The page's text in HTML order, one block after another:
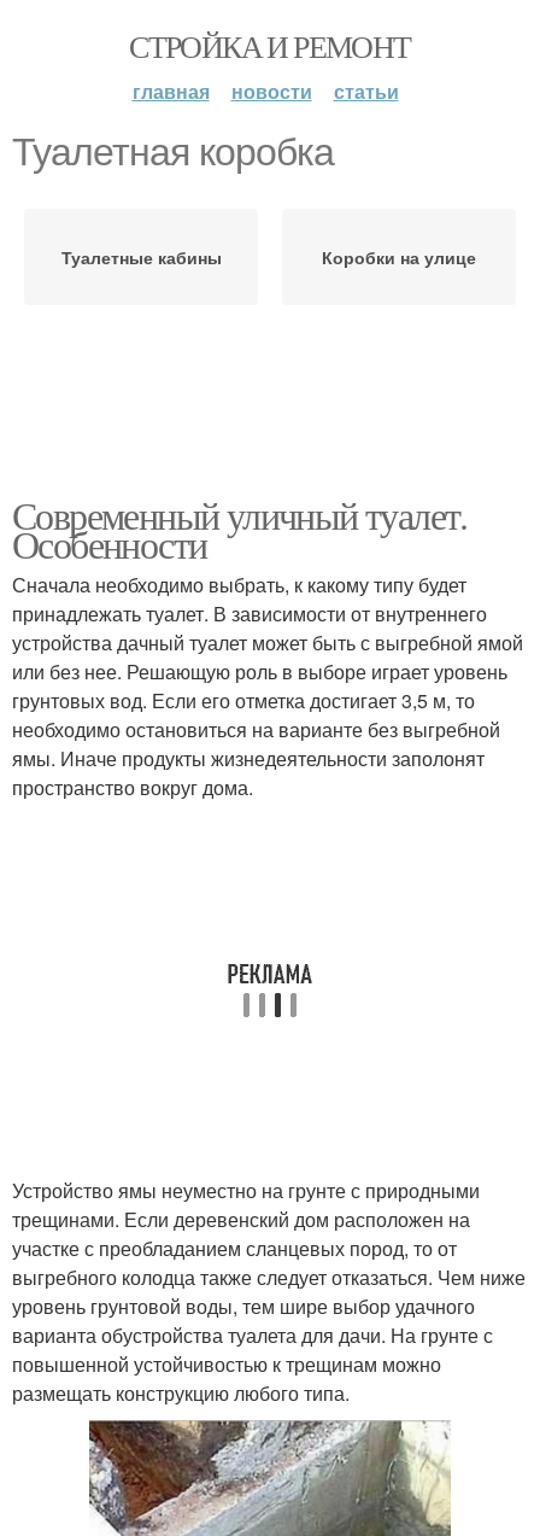
СТРОЙКА И РЕМОНТ
главная новости статьи
Туалетная коробка
Туалетные кабины Коробки на улице
Современный уличный туалет.
Особенности
Сначала необходимо выбрать, к какому типу будет
принадлежать туалет. В зависимости от внутреннего
устройства дачный туалет может быть с выгребной ямой
или без нее. Решающую роль в выборе играет уровень
грунтовых вод. Если его отметка достигает 3,5 м, то
необходимо остановиться на варианте без выгребной
ямы. Иначе продукты жизнедеятельности заполонят
пространство вокруг дома.
Устройство ямы неуместно на грунте с природными
трещинами. Если деревенский дом расположен на
участке с преобладанием сланцевых пород, то от
выгребного колодца также следует отказаться. Чем ниже
уровень грунтовой воды, тем шире выбор удачного
варианта обустройства туалета для дачи. На грунте с
повышенной устойчивостью к трещинам можно
размещать конструкцию любого типа.